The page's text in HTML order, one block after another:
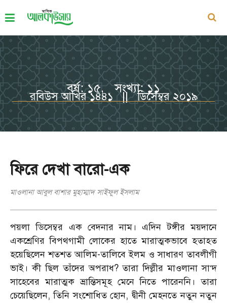
বর্ষ: ১৫, সংখ্যা: ১১
রবিউস আখির ১৪৪১ || ডিসেম্বর ২০১৯
ফিরে দেখা বারো-এক
মাওলানা আবুল বাশার মুহাম্মাদ সাইফুল ইসলাম
পয়লা ডিসেম্বর এক বেদনার নাম। এদিন টঙ্গীর ময়দানে
একশ্রেণির বিপথগামী লোকের হাতে মারাত্মকভাবে হতাহত
হয়েছিলেন শতশত আলিম-তালিবে ইলম ও সাধারণ তাবলীগী
ভাই। কী ছিল তাঁদের অপরাধ? তারা দিল্লীর মাওলানা সা‘দ
সাহেবের মারাত্মক ভ্রান্তিসমূহ মেনে নিতে পারেননি। তারা
চেয়েছিলেন, তিনি সংশোধিত হোন, দ্বীনী মেহনতে নতুন নতুন